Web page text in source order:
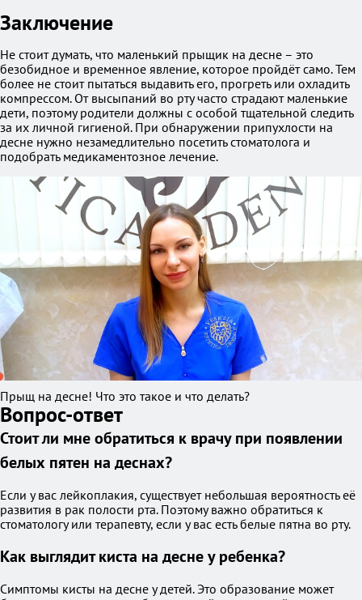
Заключение
Не стоит думать, что маленький прыщик на десне – это
безобидное и временное явление, которое пройдёт само. Тем
более не стоит пытаться выдавить его, прогреть или охладить
компрессом. От высыпаний во рту часто страдают маленькие
дети, поэтому родители должны с особой тщательной следить
за их личной гигиеной. При обнаружении припухлости на
десне нужно незамедлительно посетить стоматолога и
подобрать медикаментозное лечение.
Прыщ на десне! Что это такое и что делать?
Вопрос-ответ
Стоит ли мне обратиться к врачу при появлении
белых пятен на деснах?
Если у вас лейкоплакия, существует небольшая вероятность её
развития в рак полости рта. Поэтому важно обратиться к
стоматологу или терапевту, если у вас есть белые пятна во рту.
Как выглядит киста на десне у ребенка?
Симптомы кисты на десне у детей. Это образование может